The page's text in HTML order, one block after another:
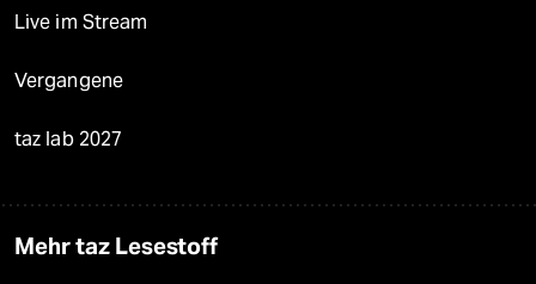
Live im Stream
Vergangene
taz lab 2027
Mehr taz Lesestoff